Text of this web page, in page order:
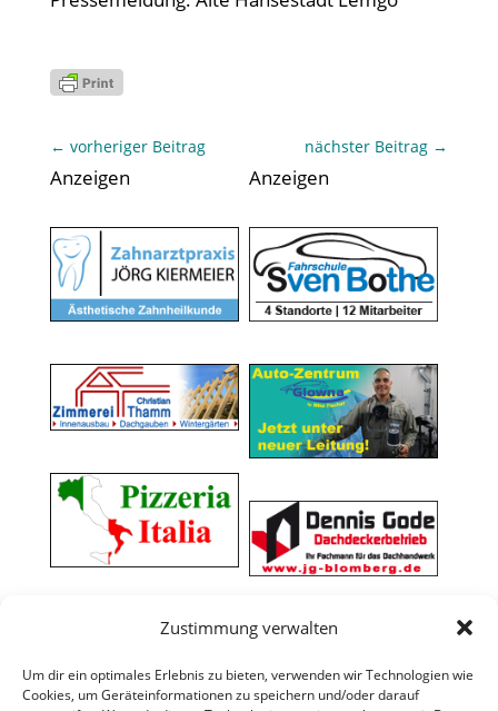
Zustimmung verwalten
Um dir ein optimales Erlebnis zu bieten, verwenden wir Technologien wie
Cookies, um Geräteinformationen zu speichern und/oder darauf
← vorheriger Beitrag nächster Beitrag →
Anzeigen Anzeigen